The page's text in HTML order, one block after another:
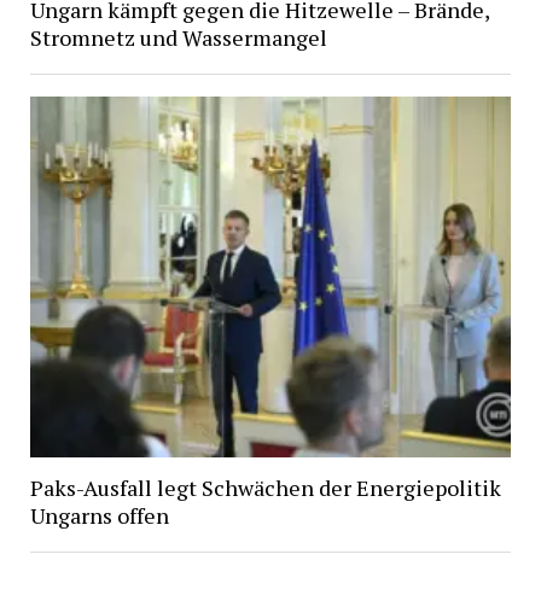
Ungarn kämpft gegen die Hitzewelle – Brände,
Stromnetz und Wassermangel
Paks-Ausfall legt Schwächen der Energiepolitik
Ungarns offen